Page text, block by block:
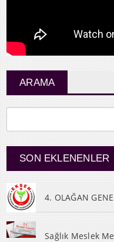
ARAMA
SON EKLENENLER
4. OLAĞAN
Sağlık Meslek